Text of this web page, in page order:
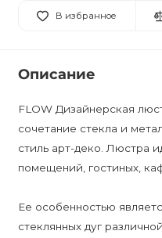
В избранное
Описание
FLOW Дизайнерская
сочетание стекла и
стиль арт-деко. Люстра
помещений, гостиных,
Ее особенностью
стеклянных дуг